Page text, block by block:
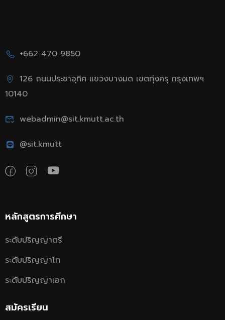
+662 470 9850
126 ถนนประชาอุทิศ แขวงบางมด เขตทุ่งครุ กรุงเทพฯ
10140
webadmin@sit.kmutt.ac.th
@sit.kmutt
หลักสูตรการศึกษา
ระดับปริญญาตรี
ระดับปริญญาโท
ระดับปริญญาเอก
สมัครเรียน